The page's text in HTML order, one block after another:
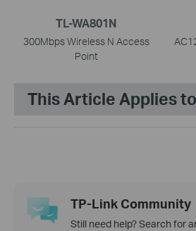
TL-WA801N
300Mbps Wireless N Access
Point
This Article Applies
TP-Link Community
Still need help? Search for